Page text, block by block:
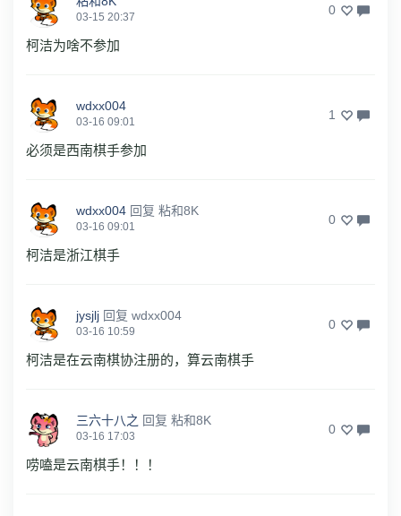
03-15 20:37 0
柯洁为啥不参加
wdxx004
03-16 09:01 1
必须是西南棋手参加
wdxx004 回复 粘和8K
03-16 09:01 0
柯洁是浙江棋手
jysjlj 回复 wdxx004
03-16 10:59 0
柯洁是在云南棋协注册的，算云南棋手
三六十八之 回复 粘和8K
03-16 17:03 0
唠嗑是云南棋手！！！